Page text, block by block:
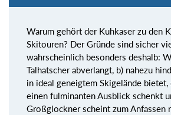
Warum gehört der Kuhkaser zu den
Skitouren? Der Gründe sind sicher
wahrscheinlich besonders deshalb:
Talhatscher abverlangt, b) nahezu
in ideal geneigtem Skigelände bietet,
einen fulminanten Ausblick schenkt
Großglockner scheint zum Anfassen